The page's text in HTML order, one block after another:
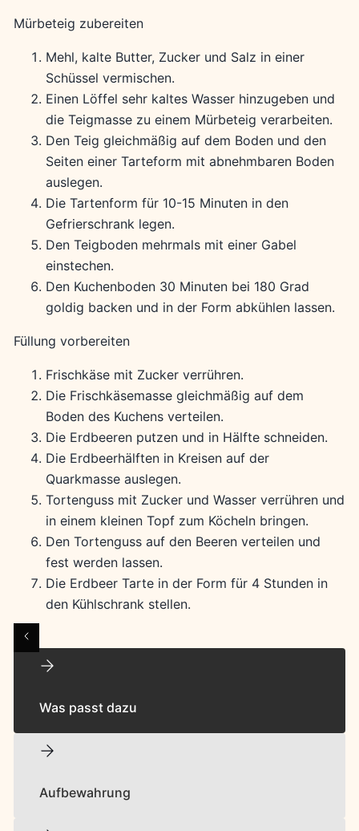
Mürbeteig zubereiten
Mehl, kalte Butter, Zucker und Salz in einer
Schüssel vermischen.
Einen Löffel sehr kaltes Wasser hinzugeben und
die Teigmasse zu einem Mürbeteig verarbeiten.
Den Teig gleichmäßig auf dem Boden und den
Seiten einer Tarteform mit abnehmbaren Boden
auslegen.
Die Tartenform für 10-15 Minuten in den
Gefrierschrank legen.
Den Teigboden mehrmals mit einer Gabel
einstechen.
Den Kuchenboden 30 Minuten bei 180 Grad
goldig backen und in der Form abkühlen lassen.
Füllung vorbereiten
Frischkäse mit Zucker verrühren.
Die Frischkäsemasse gleichmäßig auf dem
Boden des Kuchens verteilen.
Die Erdbeeren putzen und in Hälfte schneiden.
Die Erdbeerhälften in Kreisen auf der
Quarkmasse auslegen.
Tortenguss mit Zucker und Wasser verrühren und
in einem kleinen Topf zum Köcheln bringen.
Den Tortenguss auf den Beeren verteilen und
fest werden lassen.
Die Erdbeer Tarte in der Form für 4 Stunden in
den Kühlschrank stellen.
Was passt dazu
Aufbewahrung